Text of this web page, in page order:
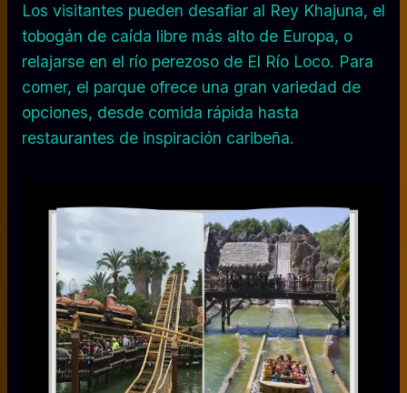
Los visitantes pueden desafiar al Rey Khajuna, el
tobogán de caída libre más alto de Europa, o
relajarse en el río perezoso de El Río Loco. Para
comer, el parque ofrece una gran variedad de
opciones, desde comida rápida hasta
restaurantes de inspiración caribeña.